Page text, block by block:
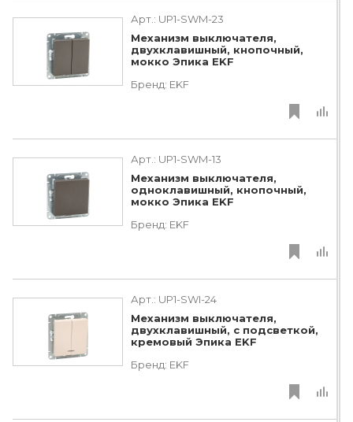
Арт.: UP1-SWM-23
Механизм выключателя,
двухклавишный, кнопочный,
мокко Эпика EKF
Бренд: EKF
Арт.: UP1-SWM-13
Механизм выключателя,
одноклавишный, кнопочный,
мокко Эпика EKF
Бренд: EKF
Арт.: UP1-SWI-24
Механизм выключателя,
двухклавишный, с подсветкой,
кремовый Эпика EKF
Бренд: EKF